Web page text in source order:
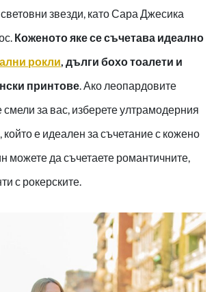
звезди, като Сара Джесика
Коженото яке се съчетава идеално
рокли, дълги бохо тоалети и
принтове. Ако леопардовите
за вас, изберете ултрамодерния
е идеален за съчетание с кожено
можете да съчетаете романтичните,
с рокерските.